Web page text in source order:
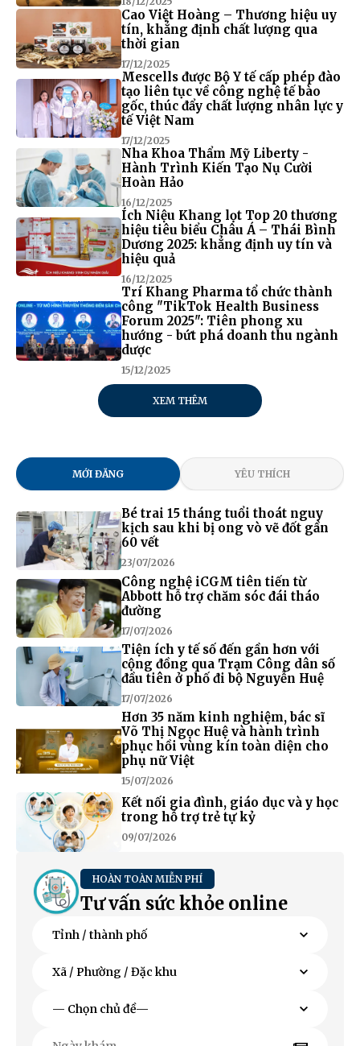
Cao Việt Hoàng – Thương hiệu uy
tín, khẳng định chất lượng qua
thời gian
17/12/2025
Mescells được Bộ Y tế cấp phép đào
tạo liên tục về công nghệ tế bào
gốc, thúc đẩy chất lượng nhân lực y
tế Việt Nam
17/12/2025
Nha Khoa Thẩm Mỹ Liberty -
Hành Trình Kiến Tạo Nụ Cười
Hoàn Hảo
16/12/2025
Ích Niệu Khang lọt Top 20 thương
hiệu tiêu biểu Châu Á – Thái Bình
Dương 2025: khẳng định uy tín và
hiệu quả
16/12/2025
Trí Khang Pharma tổ chức thành
công "TikTok Health Business
Forum 2025": Tiên phong xu
hướng - bứt phá doanh thu ngành
dược
15/12/2025
XEM THÊM
MỚI ĐĂNG YÊU THÍCH
Bé trai 15 tháng tuổi thoát nguy
kịch sau khi bị ong vò vẽ đốt gần
60 vết
23/07/2026
Công nghệ iCGM tiên tiến từ
Abbott hỗ trợ chăm sóc đái tháo
đường
17/07/2026
Tiện ích y tế số đến gần hơn với
cộng đồng qua Trạm Công dân số
đầu tiên ở phố đi bộ Nguyễn Huệ
17/07/2026
Hơn 35 năm kinh nghiệm, bác sĩ
Võ Thị Ngọc Huệ và hành trình
phục hồi vùng kín toàn diện cho
phụ nữ Việt
15/07/2026
Kết nối gia đình, giáo dục và y học
trong hỗ trợ trẻ tự kỷ
09/07/2026
HOÀN TOÀN MIỄN PHÍ
Tư vấn sức khỏe online